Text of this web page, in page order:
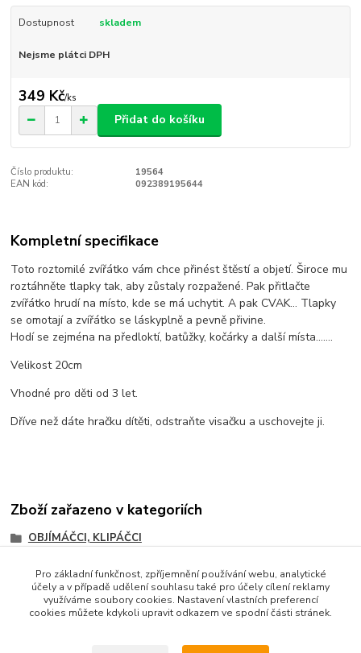
Dostupnost skladem
Nejsme plátci DPH
349 Kč/ks
Přidat do košíku
Číslo produktu:
19564
EAN kód:
092389195644
Kompletní specifikace
Toto roztomilé zvířátko vám chce přinést štěstí a objetí. Široce mu
roztáhněte tlapky tak, aby zůstaly rozpažené. Pak přitlačte
zvířátko hrudí na místo, kde se má uchytit. A pak CVAK… Tlapky
se omotají a zvířátko se láskyplně a pevně přivine.
Hodí se zejména na předloktí, batůžky, kočárky a další místa…….
Velikost 20cm
Vhodné pro děti od 3 let.
Dříve než dáte hračku dítěti, odstraňte visačku a uschovejte ji.
Zboží zařazeno v kategoriích
OBJÍMÁČCI, KLIPÁČCI
Pro základní funkčnost, zpříjemnění používání webu, analytické
účely a v případě udělení souhlasu také pro účely cílení reklamy
využíváme soubory cookies. Nastavení vlastních preferencí
cookies můžete kdykoli upravit odkazem ve spodní části stránek.